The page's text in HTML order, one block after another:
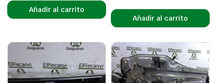
Añadir al carrito
Añadir al carrito